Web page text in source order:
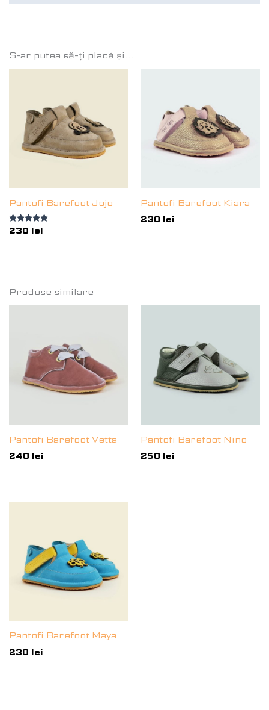
S-ar putea să-ți placă și…
Pantofi Barefoot Jojo
Evaluat la
5.00
230 lei
Pantofi Barefoot Kiara
230 lei
Produse similare
Pantofi Barefoot Vetta
240 lei
Pantofi Barefoot Nino
250 lei
Pantofi Barefoot Maya
230 lei